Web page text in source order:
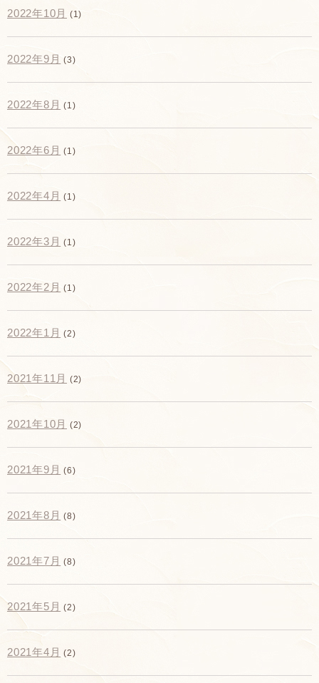
2022年10月 (1)
2022年9月 (3)
2022年8月 (1)
2022年6月 (1)
2022年4月 (1)
2022年3月 (1)
2022年2月 (1)
2022年1月 (2)
2021年11月 (2)
2021年10月 (2)
2021年9月 (6)
2021年8月 (8)
2021年7月 (8)
2021年5月 (2)
2021年4月 (2)